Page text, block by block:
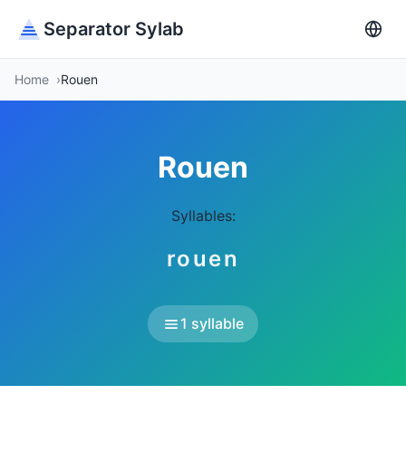
Separator Sylab
Home Rouen
Rouen
Syllables:
rouen
1 syllable